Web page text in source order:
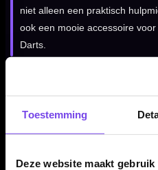
Toestemming
Deze website maakt
niet alleen een praktisch
ook een mooie accessoire
Darts.
Kenmerken van de Target
Throw line van Target Darts
✓ Phil Taylor Power design